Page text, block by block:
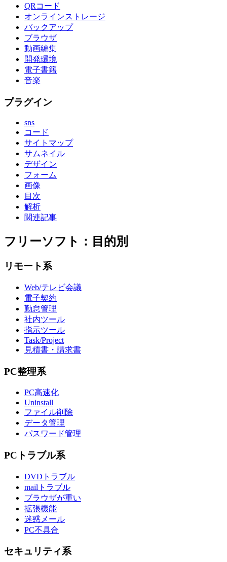
QRコード
オンラインストレージ
バックアップ
ブラウザ
動画編集
開発環境
電子書籍
音楽
プラグイン
sns
コード
サイトマップ
サムネイル
デザイン
フォーム
画像
目次
解析
関連記事
フリーソフト：目的別
リモート系
Web/テレビ会議
電子契約
勤怠管理
社内ツール
指示ツール
Task/Project
見積書・請求書
PC整理系
PC高速化
Uninstall
ファイル削除
データ管理
パスワード管理
PCトラブル系
DVDトラブル
mailトラブル
ブラウザが重い
拡張機能
迷惑メール
PC不具合
セキュリティ系